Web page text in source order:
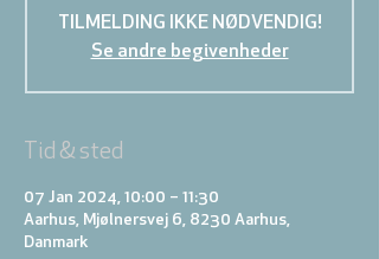
TILMELDING IKKE NØDVENDIG!
Se andre begivenheder
Tid & sted
07 Jan 2024, 10:00 – 11:30
Aarhus, Mjølnersvej 6, 8230 Aarhus,
Danmark